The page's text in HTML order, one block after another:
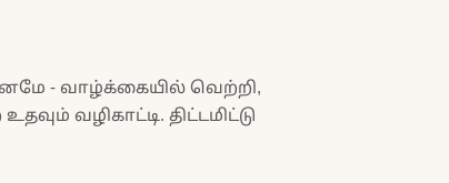
- வாழ்க்கையில் வெற்றி,
வழிகாட்டி. திட்டமிட்டு